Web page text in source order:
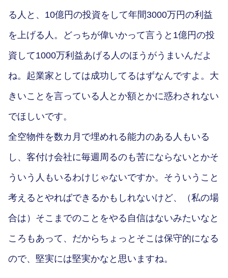
る人と、10億円の投資をして年間3000万円の利益
を上げる人。どっちが偉いかって言うと1億円の投
資して1000万利益あげる人のほうがうまいんだよ
ね。起業家としては成功してるはずなんですよ。大
きいことを言っている人とか額とかに惑わされない
でほしいです。
全空物件を数カ月で埋めれる能力のある人もいる
し、客付け会社に毎週周るのも苦にならないとかそ
ういう人もいるわけじゃないですか。そういうこと
考えるとやればできるかもしれないけど、（私の場
合は）そこまでのことをやる自信はないみたいなと
ころもあって、だからちょっとそこは保守的になる
ので、堅実には堅実かなと思いますね。